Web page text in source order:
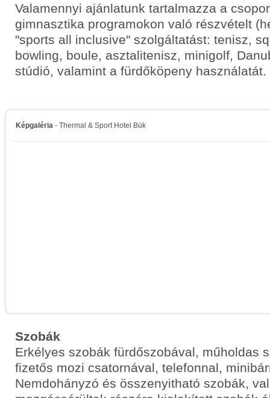
Valamennyi ajánlatunk tartalmazza a
gimnasztika programokon való részvételt
"sports all inclusive" szolgáltatást: tenisz,
bowling, boule, asztalitenisz, minigolf,
stúdió, valamint a fürdőköpeny használatát.
Képgaléria - Thermal & Sport Hotel Bük
Szobák
Erkélyes szobák fürdőszobával, műholdas
fizetős mozi csatornával, telefonnal,
Nemdohányzó és összenyitható szobák,